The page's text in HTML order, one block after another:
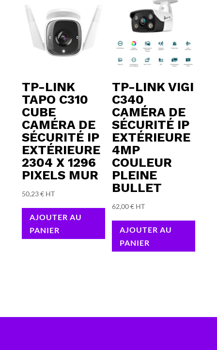
TP-LINK
TAPO C310
CUBE
CAMÉRA DE
SÉCURITÉ IP
EXTÉRIEURE
2304 X 1296
PIXELS MUR
50,23€ HT
AJOUTER AU
PANIER
TP-LINK VIGI
C340
CAMÉRA DE
SÉCURITÉ IP
EXTÉRIEURE
4MP
COULEUR
PLEINE
BULLET
62,00€ HT
AJOUTER AU
PANIER